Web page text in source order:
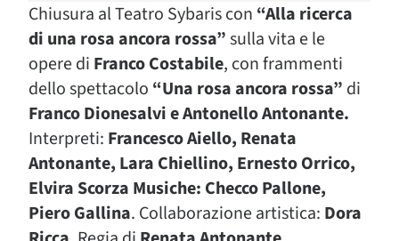
Chiusura al Teatro Sybaris con “Alla ricerca
di una rosa ancora rossa”sulla vita e le
opere di Franco Costabile, con frammenti
dello spettacolo “Una rosa ancora rossa” di
Franco Dionesalvi e Antonello Antonante.
Interpreti: Francesco Aiello, Renata
Antonante, Lara Chiellino, Ernesto Orrico,
Elvira Scorza Musiche: Checco Pallone,
Piero Gallina. Collaborazione artistica: Dora